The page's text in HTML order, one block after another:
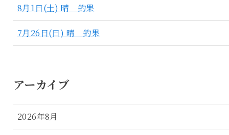
8月1日(土) 晴 釣果
7月26日(日) 晴 釣果
アーカイブ
2026年8月